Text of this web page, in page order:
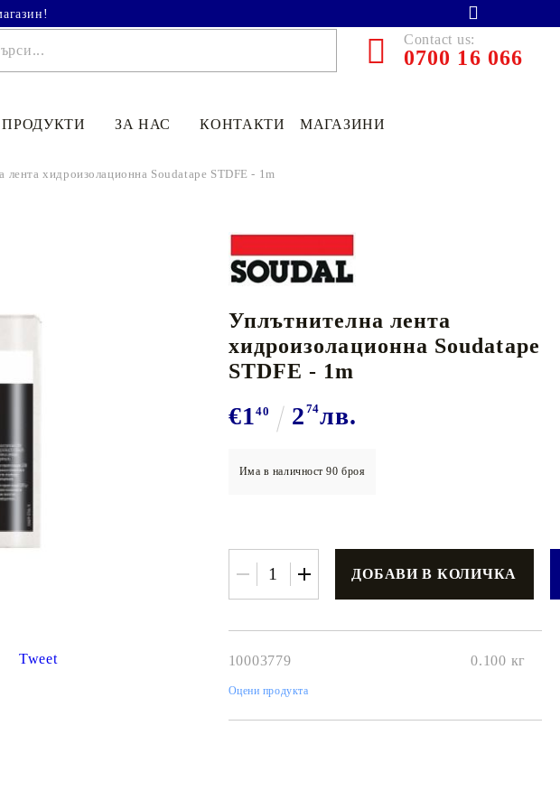
Contact us:
0700 16 066
€13.90 27.19лв.
€2 74 лв.
€3.42 6.69лв.
ЗА НАС КОНТАКТИ МАГАЗИНИ
лента хидроизолационна Soudatape STDFE - 1m
Tweet
Уплътнителна лента
хидроизолационна Soudatape
STDFE - 1m
€140 2 74лв.
Има в наличност90 броя
10003779 0.100 кг
Оцени продукта